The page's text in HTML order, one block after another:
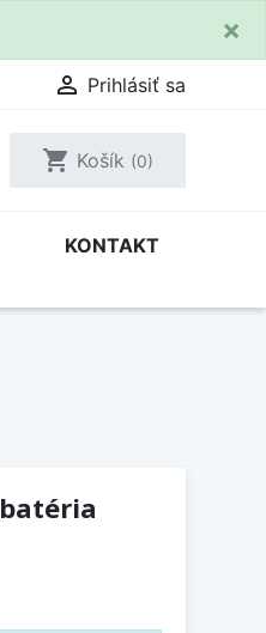
×
 Prihlásiť sa
shopping_cart Košík (0)
KONTAKT